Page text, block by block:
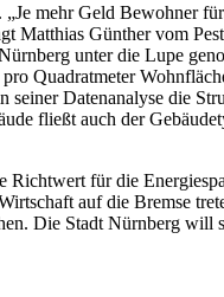
mehr Geld Bewohner
Matthias Günther vom
unter die Lupe
Quadratmeter
seiner Datenanalyse die
fließt auch der
Richtwert für die
auf die Bremse
Die Stadt Nürnberg will